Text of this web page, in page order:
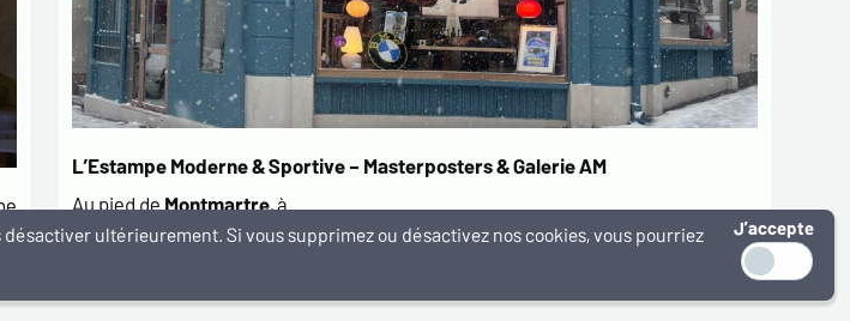
L’Estampe Moderne & Sportive – Masterposters & Galerie AM
Au pied de Montmartre, à…
J’accepte
désactiver ultérieurement. Si vous supprimez ou désactivez nos cookies, vous pourriez